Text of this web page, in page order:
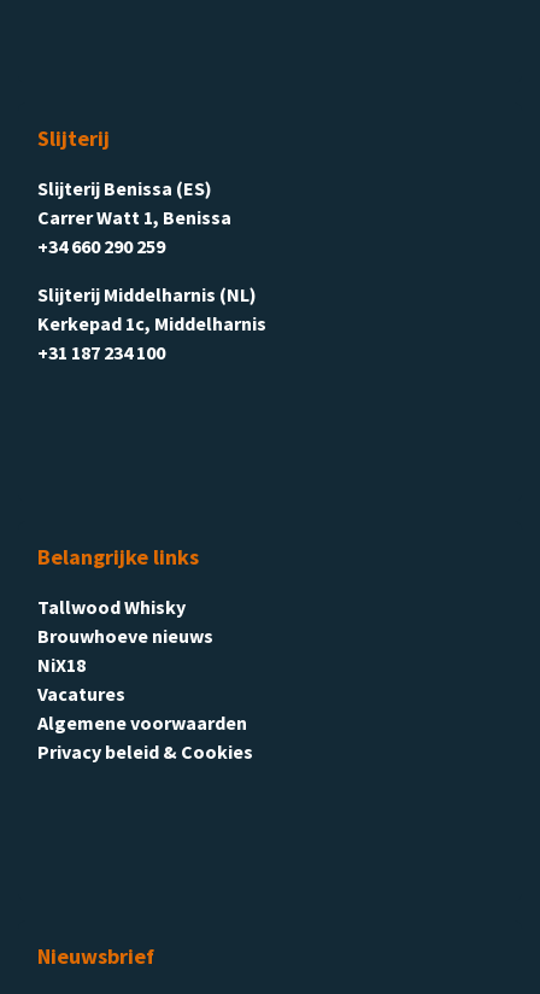
Slijterij
Slijterij Benissa (ES)
Carrer Watt 1, Benissa
+34 660 290 259
Slijterij Middelharnis (NL)
Kerkepad 1c, Middelharnis
+31 187 234 100
Belangrijke links
Tallwood Whisky
Brouwhoeve nieuws
NiX18
Vacatures
Algemene voorwaarden
Privacy beleid & Cookies
Nieuwsbrief